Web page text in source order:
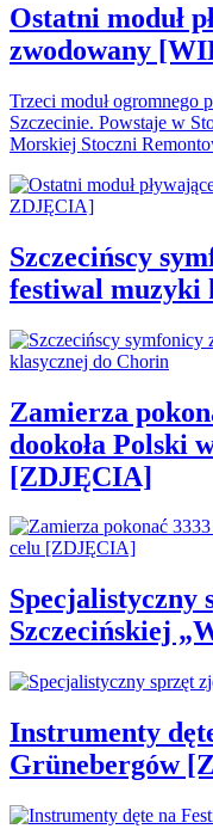
Ostatni moduł
zwodowany
Trzeci moduł ogromnego
Szczecinie. Powstaje w
Morskiej Stoczni
Szczecińscy
festiwal muzyki
Zamierza
dookoła Polski
[ZDJĘCIA]
Specjalistyczny
Szczecińskiej
Instrumenty
Grünebergów